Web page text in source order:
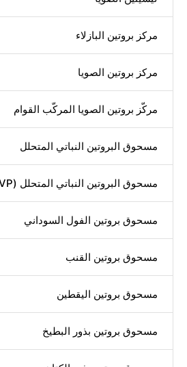
مركز بروتين البازلاء
مركز بروتين الصويا
مركّز بروتين الصويا المركّب القوام
مسحوق البروتين النباتي المتحلل
مسحوق البروتين النباتي المتحلل (HVP)
مسحوق بروتين الفول السوداني
مسحوق بروتين القنب
مسحوق بروتين اليقطين
مسحوق بروتين بذور البطيخ